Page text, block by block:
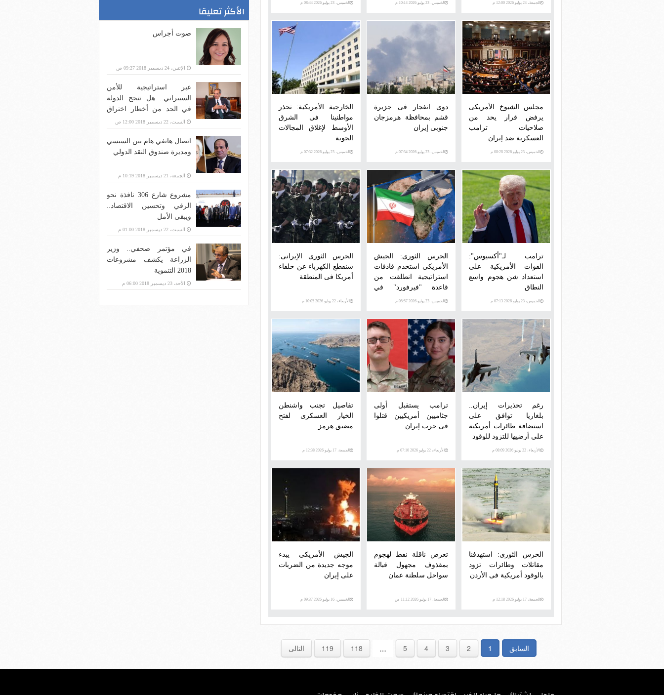
الجمعة، 24 يوليو 2026 12:00 م الخميس، 23 يوليو 2026 10:14 م الخميس، 23 يوليو 2026 08:44 م
مجلس الشيوخ الأمريكى
يرفض قرار يحد من
صلاحيات ترامب
العسكرية ضد إيران
الخميس، 23 يوليو 2026 08:28 م
دوى انفجار فى جزيرة
قشم بمحافظة هرمزجان
جنوبى إيران
الخميس، 23 يوليو 2026 07:34 م
الخارجية الأمريكية: نحذر
مواطنينا فى الشرق
الأوسط لإغلاق المجالات
الجوية
الخميس، 23 يوليو 2026 07:32 م
ترامب لـ"أكسيوس":
القوات الأمريكية على
استعداد شن هجوم واسع
النطاق
الخميس، 23 يوليو 2026 07:13 م
الحرس الثورى: الجيش
الأمريكي استخدم قاذفات
استراتيجية انطلقت من
قاعدة "فيرفورد" في
بريطانيا
الخميس، 23 يوليو 2026 05:57 م
الحرس الثورى الإيرانى:
سنقطع الكهرباء عن حلفاء
أمريكا فى المنطقة
الأربعاء، 22 يوليو 2026 10:05 م
رغم تحذيرات إيران..
بلغاريا توافق على
استضافة طائرات أمريكية
على أرضيها للتزود للوقود
الأربعاء، 22 يوليو 2026 08:09 م
ترامب يستقبل أولى
جثاميين أمريكيين قتلوا
فى حرب إيران
الأربعاء، 22 يوليو 2026 07:10 م
تفاصيل تجنب واشنطن
الخيار العسكرى لفتح
مضيق هرمز
الجمعة، 17 يوليو 2026 12:38 م
الحرس الثورى: استهدفنا
مقاتلات وطائرات تزود
بالوقود أمريكية فى الأردن
الجمعة، 17 يوليو 2026 12:18 م
تعرض ناقلة نفط لهجوم
بمقذوف مجهول قبالة
سواحل سلطنة عمان
الجمعة، 17 يوليو 2026 11:12 ص
الجيش الأمريكى يبدء
موجه جديدة من الضربات
على إيران
الخميس، 16 يوليو 2026 09:37 م
السابق 1
2
3
4
5
…
118
119 التالى
الأكثر تعليقا
صوت أجراس
الإثنين، 24 ديسمبر 2018 09:27 ص
عبر استراتيجية للأمن
السيبراني.. هل تنجح الدولة
في الحد من أخطار اختراق
بنية الاتصالات؟
السبت، 22 ديسمبر 2018 12:00 ص
اتصال هاتفي هام بين السيسي
ومديرة صندوق النقد الدولي
الجمعة، 21 ديسمبر 2018 10:19 م
مشروع شارع 306 نافذة نحو
الرقي وتحسين الاقتصاد..
ويبقى الأمل
السبت، 22 ديسمبر 2018 01:00 م
في مؤتمر صحفي.. وزير
الزراعة يكشف مشروعات
2018 التنموية
الأحد، 23 ديسمبر 2018 06:00 م